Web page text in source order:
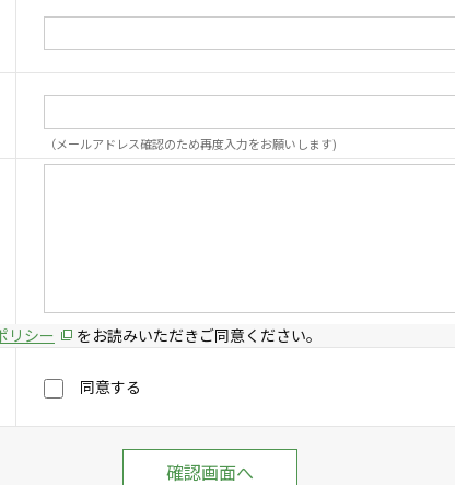
（メールアドレス確認のため再度入力をお願いします)
リシー をお読みいただきご同意ください。
同意する